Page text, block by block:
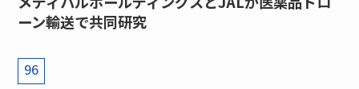
ーン輸送で共同研究
96